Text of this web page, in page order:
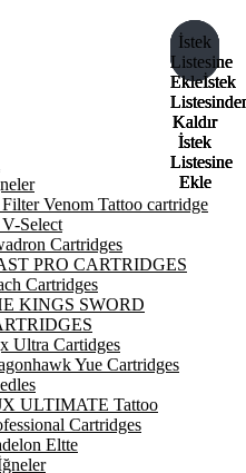
Venom Tattoo cartridge
Select
Cartridges
PRO CARTRIDGES
Cartridges
KINGS SWORD
Ultra Cartidges
Yue Cartridges
ULTIMATE Tattoo
Cartridges
Eltte
İstek
Listesine
Ekleİstek
Kaldır
İstek
Listesine
Ekle
İstek
Listesine
Ekleİstek
Kaldır
İstek
Listesine
Ekle
İstek
Listesine
Ekleİstek
Kaldır
İstek
Listesine
Ekle
İstek
Listesine
Ekleİstek
Kaldır
İstek
Listesine
Ekle